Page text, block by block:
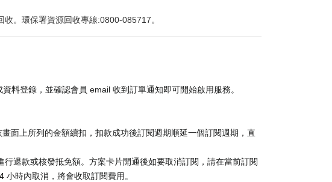
。環保署資源回收專線:0800-085717。
料登錄，並確認會員 email 收到訂單通知即可開始啟用服務。
面上所列的金額續扣，扣款成功後訂閱週期順延一個訂閱週期，直
退款或核發抵免額。方案卡片開通後如要取消訂閱，請在當前訂閱
時內取消，將會收取訂閱費用。